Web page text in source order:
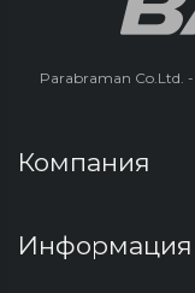
Parabraman Co.Ltd.
Компания
Информация